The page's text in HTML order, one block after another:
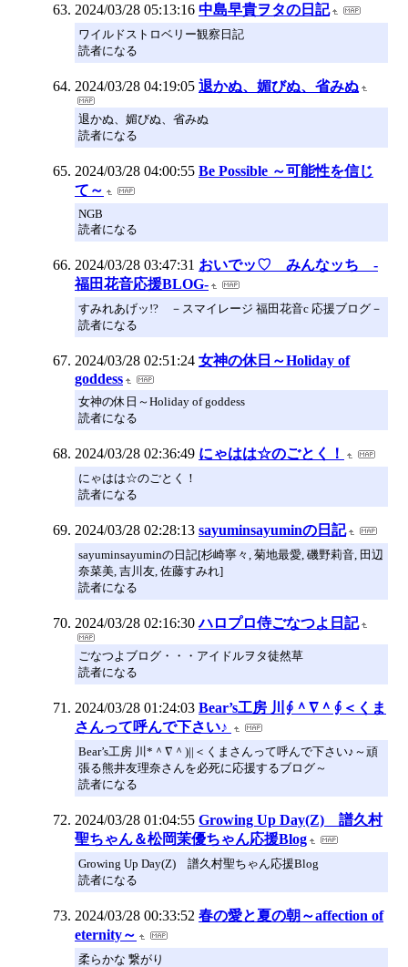
2024/03/28 05:13:16 中島早貴ヲタの日記
ワイルドストロベリー観察日記
読者になる
2024/03/28 04:19:05 退かぬ、媚びぬ、省みぬ
退かぬ、媚びぬ、省みぬ
読者になる
2024/03/28 04:00:55 Be Possible ～可能性を信じ
て～
NGB
読者になる
2024/03/28 03:47:31 おいでッ♡ みんなッち -
福田花音応援BLOG-
すみれあげッ!? －スマイレージ 福田花音c 応援ブログ－
読者になる
2024/03/28 02:51:24 女神の休日～Holiday of
goddess
女神の休日～Holiday of goddess
読者になる
2024/03/28 02:36:49 にゃはは☆のごとく！
にゃはは☆のごとく！
読者になる
2024/03/28 02:28:13 sayuminsayuminの日記
sayuminsayuminの日記[杉崎寧々, 菊地最愛, 磯野莉音, 田辺
奈菜美, 吉川友, 佐藤すみれ]
読者になる
2024/03/28 02:16:30 ハロプロ侍ごなつよ日記
ごなつよブログ・・・アイドルヲタ徒然草
読者になる
2024/03/28 01:24:03 Bear’s工房 川∮＾∇＾∮＜くま
さんって呼んで下さい♪
Bear’s工房 川*＾∇＾)||＜くまさんって呼んで下さい♪～頑
張る熊井友理奈さんを必死に応援するブログ～
読者になる
2024/03/28 01:04:55 Growing Up Day(Z) 譜久村
聖ちゃん＆松岡茉優ちゃん応援Blog
Growing Up Day(Z) 譜久村聖ちゃん応援Blog
読者になる
2024/03/28 00:33:52 春の愛と夏の朝～affection of
eternity～
柔らかな 繋がり